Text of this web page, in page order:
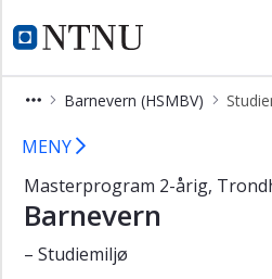
NTNU Hjemmeside
Barnevern (HSMBV)
Barnevern (HSMBV)
Studiemiljø –
×
Startside
studieprogrammet
Søk
opptak
Jobbmuligheter
Videre
MENY
Masterprogram 2-årig,
Barnevern
– Studiemiljø